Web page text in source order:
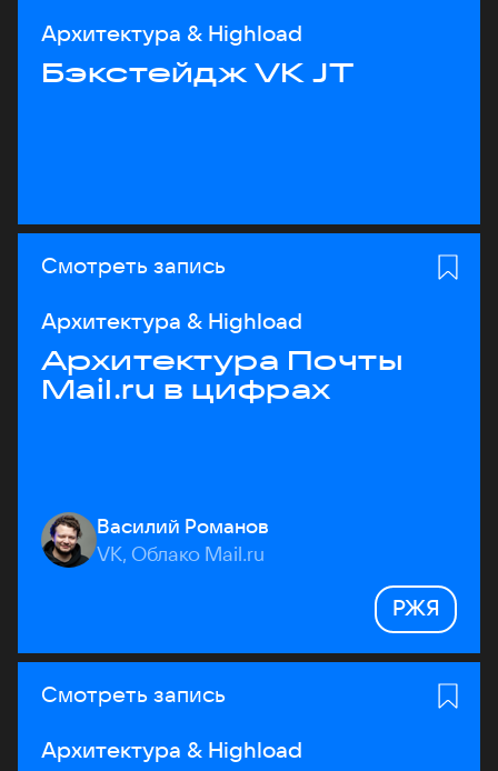
Архитектура & Highload
Бэкстейдж VK JT
Смотреть запись
Архитектура & Highload
Архитектура Почты
Mail.ru в цифрах
Василий Романов
VK, Облако Mail.ru
РЖЯ
Смотреть запись
Архитектура & Highload